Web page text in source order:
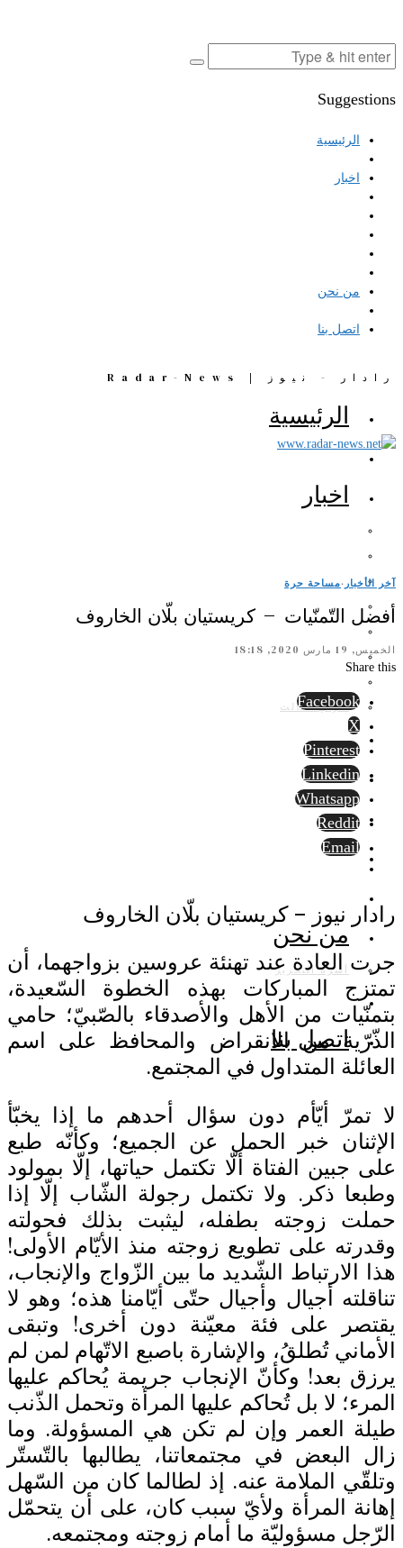
Suggestions
الرئيسية
اخبار
من نحن
اتصل بنا
رادار - نيوز | Radar-News
الرئيسية
اخبار
الرأي الثالث
من نحن
أسرة التحرير
اتصل بنا
آخر الأخبار ·مساحة حرة
أفضل التّمنّيات – كريستيان بلّان الخاروف
الخميس, 19 مارس 2020, 18:18
Share this
Facebook
X
Pinterest
Linkedin
Whatsapp
Reddit
Email
رادار نيوز – كريستيان بلّان الخاروف
جرت العادة عند تهنئة عروسين بزواجهما، أن
تمتزج المباركات بهذه الخطوة السّعيدة،
بتمنّيات من الأهل والأصدقاء بالصّبيّ؛ حامي
الذّرّية من الانقراض والمحافظ على اسم
العائلة المتداول في المجتمع.
لا تمرّ أيّأم دون سؤال أحدهم ما إذا يخبّأ
الإثنان خبر الحمل عن الجميع؛ وكأنّه طبع
على جبين الفتاة ألّا تكتمل حياتها، إلّا بمولود
وطبعا ذكر. ولا تكتمل رجولة الشّاب إلّا إذا
حملت زوجته بطفله، ليثبت بذلك فحولته
وقدرته على تطويع زوجته منذ الأيّام الأولى!
هذا الارتباط الشّديد ما بين الزّواج والإنجاب،
تناقلته أجيال وأجيال حتّى أيّامنا هذه؛ وهو لا
يقتصر على فئة معيّنة دون أخرى! وتبقى
الأماني تُطلقُ، والإشارة باصبع الاتّهام لمن لم
يرزق بعد! وكأنّ الإنجاب جريمة يُحاكم عليها
المرء؛ لا بل تُحاكم عليها المرأة وتحمل الذّنب
طيلة العمر وإن لم تكن هي المسؤولة. وما
زال البعض في مجتمعاتنا، يطالبها بالتّستّر
وتلقّي الملامة عنه. إذ لطالما كان من السّهل
إهانة المرأة ولأيّ سبب كان، على أن يتحمّل
الرّجل مسؤوليّة ما أمام زوجته ومجتمعه.